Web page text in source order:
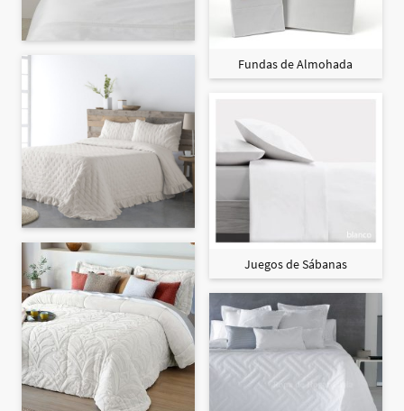
Fundas de Almohada
Juegos de Sábanas